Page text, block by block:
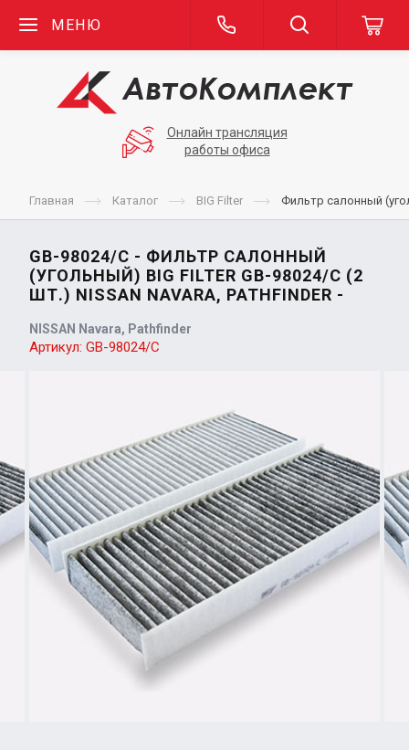
МЕНЮ
Онлайн трансляция
работы офиса
Главная Каталог BIG Filter Фильтр салонный
GB-98024/C - ФИЛЬТР САЛОННЫЙ
(УГОЛЬНЫЙ) BIG FILTER GB-98024/C (2
ШТ.) NISSAN NAVARA, PATHFINDER -
NISSAN Navara, Pathfinder
Артикул: GB-98024/C